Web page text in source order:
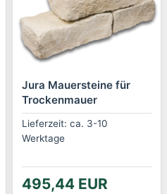
Jura Mauersteine für
Trockenmauer
Lieferzeit: ca. 3-10
Werktage
495,44 EUR